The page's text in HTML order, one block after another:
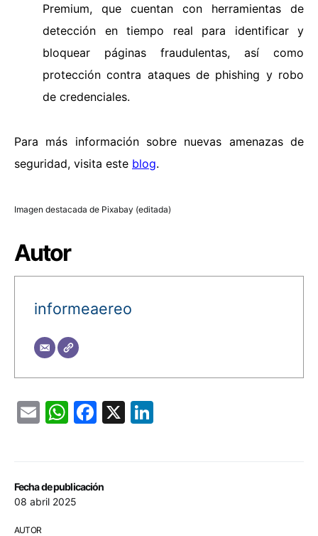
Fecha de publicación
08 abril 2025
AUTOR
Premium, que cuentan con herramientas de
detección en tiempo real para identificar y
bloquear páginas fraudulentas, así como
protección contra ataques de phishing y robo
de credenciales.
Para más información sobre nuevas amenazas de
seguridad, visita este blog.
Imagen destacada de Pixabay (editada)
Autor
informeaereo
EmailWhatsApp
Facebook
X